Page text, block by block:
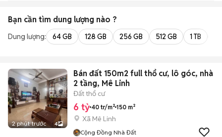
Bạn cần tìm dung lượng nào ?
Dung lượng: 64 GB 128 GB 256 GB 512 GB 1 TB
2 phút trước 4
Bán đất 150m2 full thổ cư, lô góc, nhà
2 tầng, Mê Linh
Đất thổ cư
6 tỷ 40 tr/m² 150 m²
Xã Mê Linh
Cộng Đồng Nhà Đất